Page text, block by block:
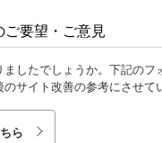
ご要望・ご意見
したでしょうか。下記のフ
サイト改善の参考にさせて
ら